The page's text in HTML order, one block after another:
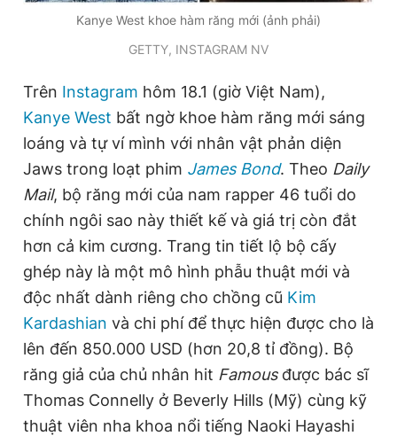
Theo dõi báo trên
Hotline
0906 645 777
Liên hệ quảng cáo
Tòa soạn
Tổng biên tập: Nguyễn Ngọc Toàn
Phó tổng biên tập thường trực: Hải Thành
Phó tổng biên tập: Lâm Hiếu Dũng
Phó tổng biên tập: Trần Việt Hưng
Tổng thư ký tòa soạn: Đức Trung
Giấy phép xuất bản số 110/GP - BTTTT cấp ngày 24.3.2020
© 2003-2026 Bản quyền thuộc về Báo Thanh Niên. Cấm sao
chép dưới mọi hình thức nếu không có sự chấp thuận bằng văn
bản. Phát triển bởi ePi Technologies, JSC.
Kanye West khoe hàm răng mới (ảnh phải)
GETTY, INSTAGRAM NV
Trên Instagram hôm 18.1 (giờ Việt Nam),
Kanye West bất ngờ khoe hàm răng mới sáng
loáng và tự ví mình với nhân vật phản diện
Jaws trong loạt phim James Bond. Theo Daily
Mail, bộ răng mới của nam rapper 46 tuổi do
chính ngôi sao này thiết kế và giá trị còn đắt
hơn cả kim cương. Trang tin tiết lộ bộ cấy
ghép này là một mô hình phẫu thuật mới và
độc nhất dành riêng cho chồng cũ Kim
Kardashian và chi phí để thực hiện được cho là
lên đến 850.000 USD (hơn 20,8 tỉ đồng). Bộ
răng giả của chủ nhân hit Famousđược bác sĩ
Thomas Connelly ở Beverly Hills (Mỹ) cùng kỹ
thuật viên nha khoa nổi tiếng Naoki Hayashi